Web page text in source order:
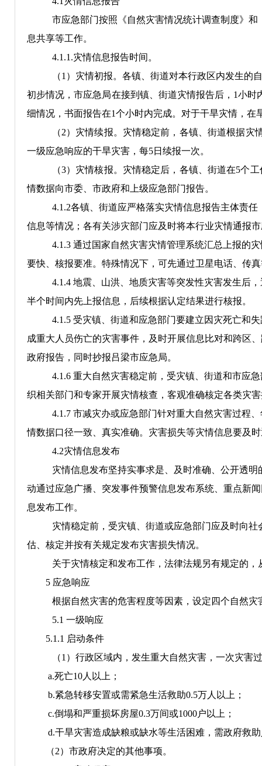
市应急部门按照《自然灾害情况统计调查制度》 和
息共享等工作。
4.1.1.灾情信息报告时间。
（1 ）灾情初报。各镇、 街道对本行政区内发生的
初步情况 ，市应急局在接到镇、街道灾情报告后， 1小时
细情况，书面报告在1个小时内完成。 对于干旱灾情，在
（2）灾情续报。灾情稳定前， 各镇、街道根据灾
一级应急响应的干旱灾害，每5日续报一次。
（3） 灾情核报。 灾情稳定后，各镇、街道在5个工
情数据向市委、市政府和上级应急部门报告。
4.1 .2各镇、街道应严格落实灾情信息报告主体责
信息等情况 ； 各有关涉灾部门应及时将本行业灾情通报
4.1 .3 通过国家自然灾害灾情管理系统汇总上报的
要快、核报要准。特殊情况下，可先通过卫星电话、传
4.1 .4 地震、山洪、地质灾害等突发性灾害发生后
半个时间内先上报信息，后续根据认定结果进行核报。
4.1 .5 受灾镇、街道和应急部门要建立因灾死亡和
成重大人员伤亡的灾害事件，及时开展信息比对和跨区
政府报告，同时抄报吕梁市应急局。
4.1 .6 重大自然灾害稳定前，受灾镇、街道和市应
织相关部门和专家开展灾情核查，客观准确核定各类灾
4.1.7 市减灾办或应急部门针对重大自然灾害过程
情数据口径一致、真实准确。灾害损失等灾情信息要及
4.2灾情信息发布
灾情信息发布坚持实事求是、及时准确、公开透
动通过应急广播、突发事件预警信息发布系统、重点新
息发布工作。
灾情稳定前，受灾镇、街道或应急部门应及时向
估、核定并按有关规定发布灾害损失情况。
关于灾情核定和发布工作，法律法规另有规定的，
5 应急响应
根据自然灾害的危害程度等因素，设定四个自然灾
5.1 一级响应
5.1.1 启动条件
（1 ）行政区域内，发生重大自然灾害，一次灾害
a.死亡10人以上；
b.紧急转移安置或需紧急生活救助0.5万人以上；
c.倒塌和严重损坏房屋0.3万间或1000户 以上；
d.干旱灾害造成缺粮或缺水等生活困难，需政府救
（2）市政府决定的其他事项。